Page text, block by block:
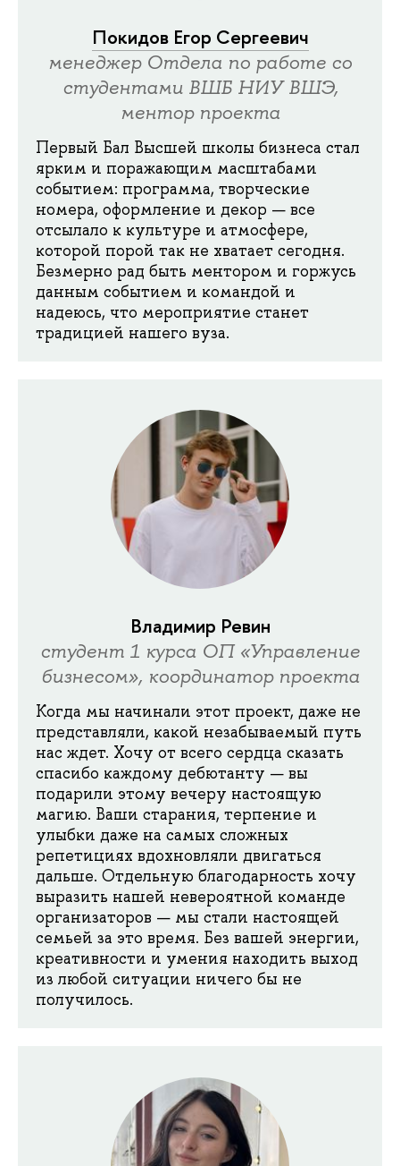
Покидов Егор Сергеевич
менеджер Отдела по работе со
студентами ВШБ НИУ ВШЭ,
ментор проекта
Первый Бал Высшей школы бизнеса стал
ярким и поражающим масштабами
событием: программа, творческие
номера, оформление и декор — все
отсылало к культуре и атмосфере,
которой порой так не хватает сегодня.
Безмерно рад быть ментором и горжусь
данным событием и командой и
надеюсь, что мероприятие станет
традицией нашего вуза.
Владимир Ревин
студент 1 курса ОП «Управление
бизнесом», координатор проекта
Когда мы начинали этот проект, даже не
представляли, какой незабываемый путь
нас ждет. Хочу от всего сердца сказать
спасибо каждому дебютанту — вы
подарили этому вечеру настоящую
магию. Ваши старания, терпение и
улыбки даже на самых сложных
репетициях вдохновляли двигаться
дальше. Отдельную благодарность хочу
выразить нашей невероятной команде
организаторов — мы стали настоящей
семьей за это время. Без вашей энергии,
креативности и умения находить выход
из любой ситуации ничего бы не
получилось.